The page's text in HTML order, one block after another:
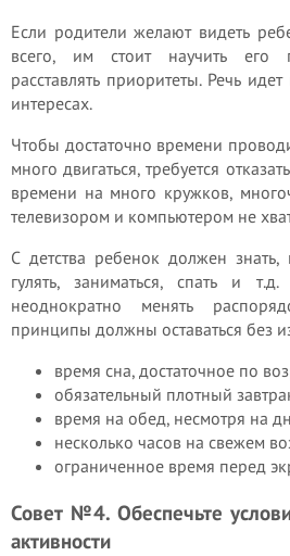
Если родители желают видеть
всего, им стоит научить его
расставлять приоритеты. Речь
интересах.
Чтобы достаточно времени
много двигаться, требуется
времени на много кружков,
телевизором и компьютером не
С детства ребенок должен знать,
гулять, заниматься, спать и
неоднократно менять
принципы должны оставаться без
время сна, достаточное по
обязательный плотный
время на обед, несмотря на
несколько часов на свежем
ограниченное время перед
Совет №4. Обеспечьте
активности